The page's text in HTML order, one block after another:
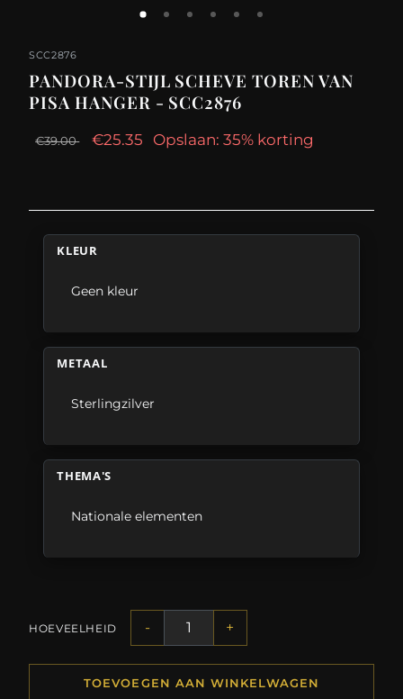
SCC2876
PANDORA-STIJL SCHEVE TOREN VAN
PISA HANGER - SCC2876
€39.00 €25.35 Opslaan: 35% korting
KLEUR
Geen kleur
METAAL
Sterlingzilver
THEMA'S
Nationale elementen
HOEVEELHEID - +
TOEVOEGEN AAN WINKELWAGEN